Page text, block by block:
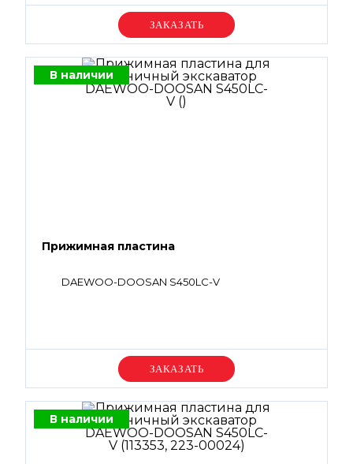
Уточняйте цену
В наличии
Прижимная пластина
DAEWOO-DOOSAN S450LC-V
Уточняйте цену
В наличии